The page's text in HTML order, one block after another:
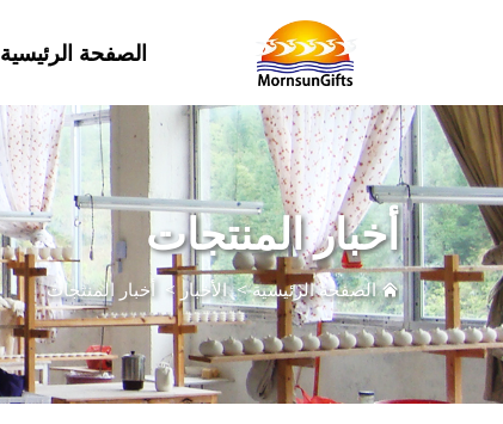
الصفحة الرئيسية
أخبار المنتجات
الصفحة الرئيسية>الأخبار >أخبار المنتجات